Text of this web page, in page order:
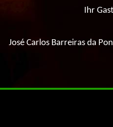
Ihr
José Carlos Barreiras da